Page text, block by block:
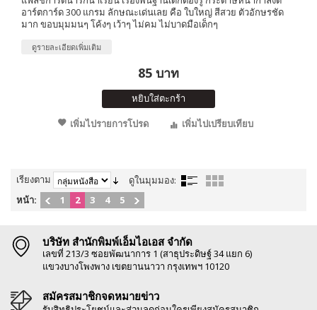
อาร์ตการ์ด 300 แกรม ลักษณะเด่นเลย คือ ใบใหญ่ สีสวย ตัวอักษรชัด
มาก ขอบมุมมนๆ โค้งๆ เว้าๆ ไม่คม ไม่บาดมือเด็กๆ
ดูรายละเอียดเพิ่มเติม
85 บาท
หยิบใส่ตะกร้า
เพิ่มไปรายการโปรด
เพิ่มไปเปรียบเทียบ
เรียงตาม
ดูในมุมมอง:
หน้า:
1 2 3 4 5
บริษัท สำนักพิมพ์เอ็มไอเอส จำกัด
เลขที่ 213/3 ซอยพัฒนาการ 1 (สาธุประดิษฐ์ 34 แยก 6)
แขวงบางโพงพาง เขตยานนาวา กรุงเทพฯ 10120
สมัครสมาชิกจดหมายข่าว